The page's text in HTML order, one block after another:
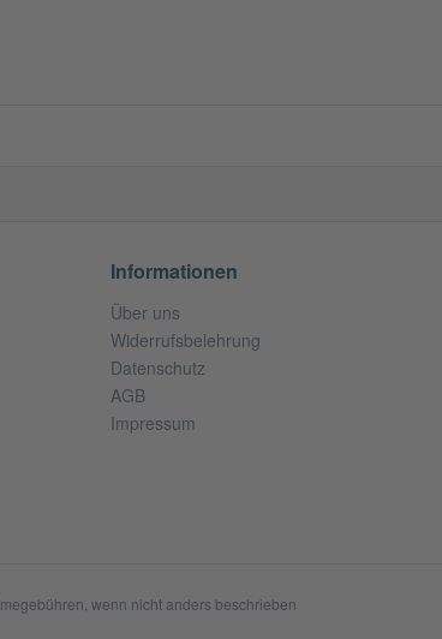
Informationen
Über uns
Widerrufsbelehrung
Datenschutz
AGB
Impressum
wenn nicht anders beschrieben